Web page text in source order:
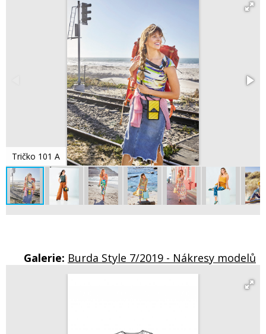
Tričko 101 A
Galerie: Burda Style 7/2019 - Nákresy modelů